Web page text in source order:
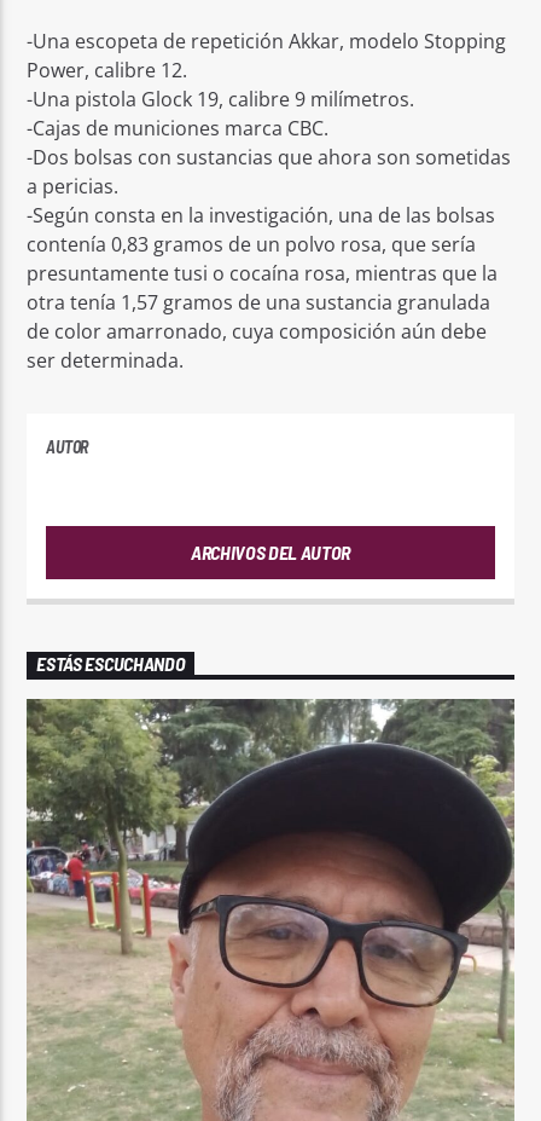
-Una escopeta de repetición Akkar, modelo Stopping
Power, calibre 12.
-Una pistola Glock 19, calibre 9 milímetros.
-Cajas de municiones marca CBC.
-Dos bolsas con sustancias que ahora son sometidas
a pericias.
-Según consta en la investigación, una de las bolsas
contenía 0,83 gramos de un polvo rosa, que sería
presuntamente tusi o cocaína rosa, mientras que la
otra tenía 1,57 gramos de una sustancia granulada
de color amarronado, cuya composición aún debe
ser determinada.
AUTOR
ARCHIVOS DEL AUTOR
ESTÁS ESCUCHANDO